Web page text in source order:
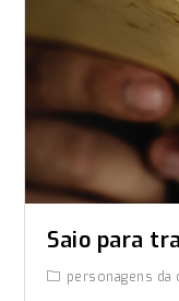
Saio para
personagens da